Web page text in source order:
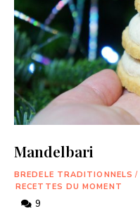
Mandelbari
BREDELE TRADITIONNELS /
RECETTES DU MOMENT
9